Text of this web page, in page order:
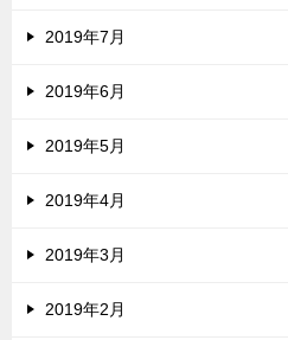
2019年7月
2019年6月
2019年5月
2019年4月
2019年3月
2019年2月